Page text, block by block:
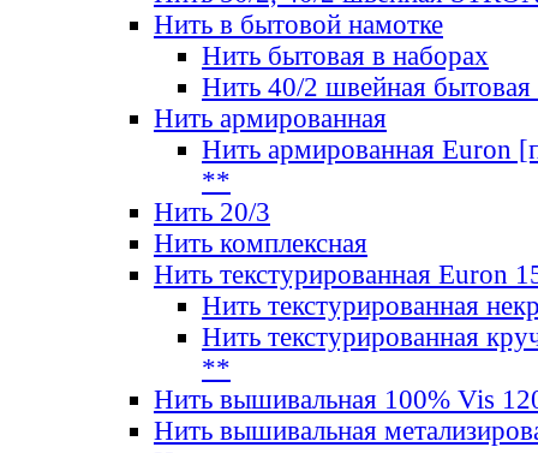
Нить в бытовой намотке
Нить бытовая в наборах
Нить 40/2 швейная бытовая
Нить армированная
Нить армированная Euron
**
Нить 20/3
Нить комплексная
Нить текстурированная Euron
Нить текстурированная
Нить текстурированная
**
Нить вышивальная 100% Vis
Нить вышивальная